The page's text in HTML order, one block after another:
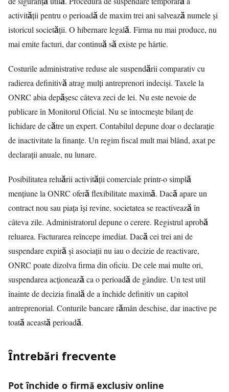
activității pentru o perioadă de maxim trei ani salvează numele și
istoricul societății. O hibernare legală. Firma nu mai produce, nu
mai emite facturi, dar continuă să existe pe hârtie.
Costurile administrative reduse ale suspendării comparativ cu
radierea definitivă atrag mulți antreprenori indeciși. Taxele la
ONRC abia depășesc câteva zeci de lei. Nu este nevoie de
publicare în Monitorul Oficial. Nu se întocmește bilanț de
lichidare de către un expert. Contabilul depune doar o declarație
de inactivitate la finanțe. Un regim fiscal mult mai blând, axat pe
declarații anuale, nu lunare.
Posibilitatea reluării activității comerciale printr-o simplă
mențiune la ONRC oferă flexibilitate maximă. Dacă apare un
contract nou sau piața își revine, societatea se reactivează în
câteva zile. Administratorul depune o cerere. Registrul aprobă
reluarea. Facturarea reîncepe imediat. Dacă cei trei ani de
suspendare expiră și asociații nu iau o decizie de reactivare,
ONRC poate dizolva firma din oficiu. De cele mai multe ori,
suspendarea acționează ca o perioadă de gândire. Un test util
înainte de decizia finală de a închide definitiv un capitol
antreprenorial. Conturile bancare rămân deschise, dar inactive pe
toată această perioadă.
Întrebări frecvente
Pot închide o firmă exclusiv online